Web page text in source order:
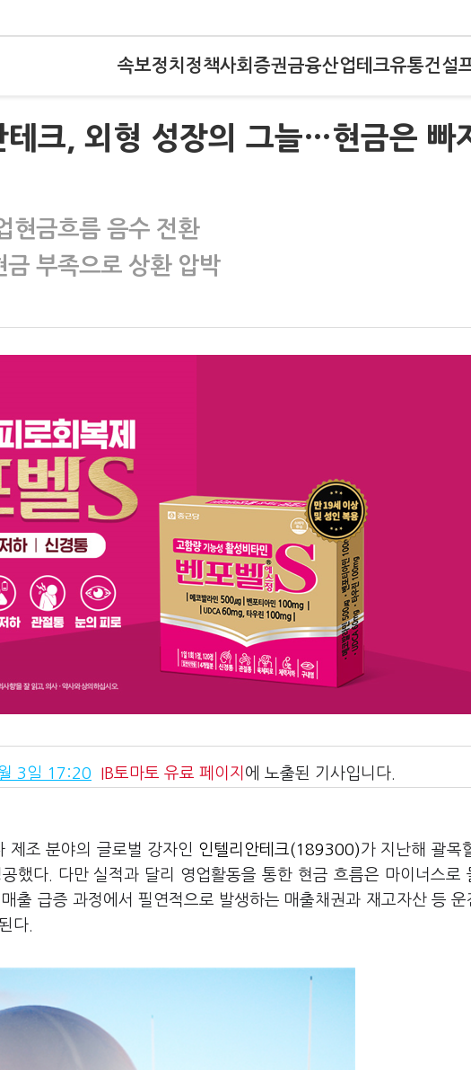
속보정치 정책사회 증권금융산업테크유통건설
테크, 외형 성장의 그늘…현금은 빠
현금흐름 음수 전환
부족으로 상환 압박
3일 17:20 IB토마토 유료 페이지 에 노출된 기사입니다.
제조 분야의 글로벌 강자인 인텔리안테크(189300)가 지난해 괄목
했다. 다만 실적과 달리 영업활동을 통한 현금 흐름은 마이너스로
출 급증 과정에서 필연적으로 발생하는 매출채권과 재고자산 등 운
다.